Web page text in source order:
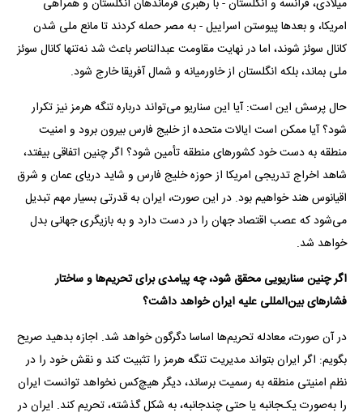
امریکا، و بعدها پیوستن اسراییل - به مصر حمله کردند تا مانع ملی شدن
کانال سوئز شوند، اما در نهایت مقاومت عبدالناصر باعث شد نه‌تنها کانال سوئز
ملی بماند، بلکه انگلستان از خاورمیانه و شمال آفریقا خارج شود.
حال پرسش این است: آیا این سناریو می‌تواند درباره تنگه هرمز نیز تکرار
شود؟ آیا ممکن است ایالات متحده از خلیج فارس بیرون برود و امنیت
منطقه به دست خود کشورهای منطقه تأمین شود؟ اگر چنین اتفاقی بیفتد،
شاهد اخراج تدریجی امریکا از حوزه خلیج فارس و شاید دریای عمان و شرق
اقیانوس هند خواهیم بود. در این صورت، ایران به قدرتی بسیار مهم تبدیل
می‌شود که عصب اقتصاد جهان را در دست دارد و به بازیگری جهانی بدل
خواهد شد.
اگر چنین سناریویی محقق شود، چه پیامدی برای تحریم‌ها و ساختار
فشارهای بین‌المللی علیه ایران خواهد داشت؟
در آن صورت، معادله تحریم‌ها اساسا دگرگون خواهد شد. اجازه بدهید صریح
بگویم: اگر ایران بتواند مدیریت تنگه هرمز را تثبیت کند و نقش خود را در
نظم امنیتی منطقه به رسمیت برساند، دیگر هیچ‌کس نخواهد توانست ایران
را به‌صورت یک‌جانبه یا حتی چندجانبه، به شکل گذشته، تحریم کند. ایران در